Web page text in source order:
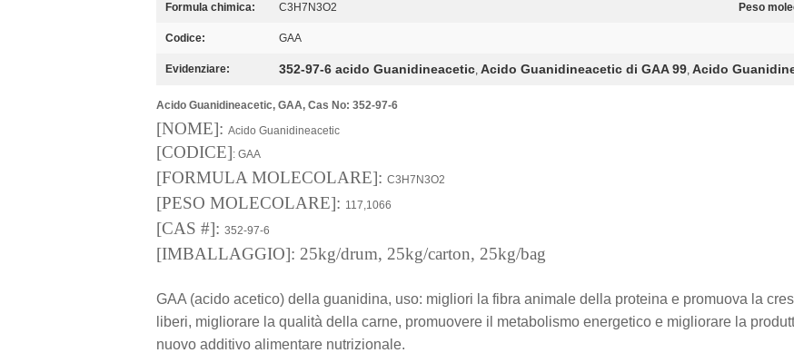
Formula chimica: C3H7N3O2 Peso
Codice: GAA
Evidenziare: 352-97-6 acido Guanidineacetic, Acido Guanidineacetic di GAA 99, Acido
Acido Guanidineacetic, GAA, Cas No: 352-97-6
[NOME]: Acido Guanidineacetic
[CODICE]: GAA
[FORMULA MOLECOLARE]: C3H7N3O2
[PESO MOLECOLARE]: 117,1066
[CAS #]: 352-97-6
[IMBALLAGGIO]: 25kg/drum, 25kg/carton, 25kg/bag
GAA (acido acetico) della guanidina, uso: migliori la fibra animale della proteina e promuova la
liberi, migliorare la qualità della carne, promuovere il metabolismo energetico e migliorare la
nuovo additivo alimentare nutrizionale.